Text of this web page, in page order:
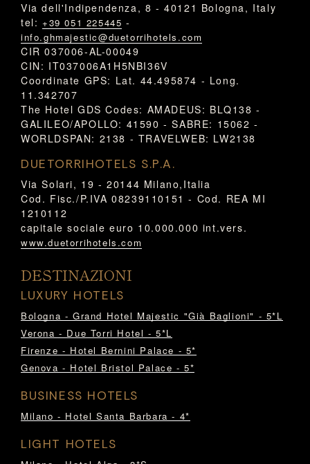
Via dell'Indipendenza, 8 - 40121 Bologna, Italy
tel: +39 051 225445 -
info.ghmajestic@duetorrihotels.com
CIR 037006-AL-00049
CIN: IT037006A1H5NBI36V
Coordinate GPS: Lat. 44.495874 - Long.
11.342707
The Hotel GDS Codes: AMADEUS: BLQ138 -
GALILEO/APOLLO: 41590 - SABRE: 15062 -
WORLDSPAN: 2138 - TRAVELWEB: LW2138
DUETORRIHOTELS S.P.A.
Via Solari, 19 - 20144 Milano,Italia
Cod. Fisc./P.IVA 08239110151 - Cod. REA MI
1210112
capitale sociale euro 10.000.000 int.vers.
www.duetorrihotels.com
DESTINAZIONI
LUXURY HOTELS
Bologna - Grand Hotel Majestic "Già Baglioni" - 5*L
Verona - Due Torri Hotel - 5*L
Firenze - Hotel Bernini Palace - 5*
Genova - Hotel Bristol Palace - 5*
BUSINESS HOTELS
Milano - Hotel Santa Barbara - 4*
LIGHT HOTELS